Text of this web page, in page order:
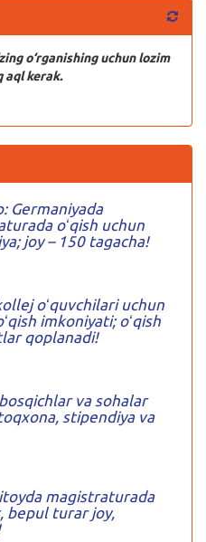
o‘rganishing uchun lozim
aql kerak.
Germaniyada
oʻqish uchun
joy – 150 tagacha!
oʻquvchilari uchun
imkoniyati; oʻqish
qoplanadi!
va sohalar
stipendiya va
magistraturada
bepul turar joy,